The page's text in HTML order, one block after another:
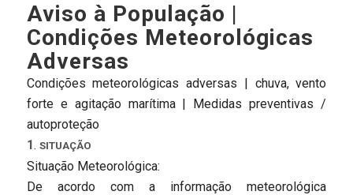
Aviso à População |
Condições Meteorológicas
Adversas
Condições meteorológicas adversas | chuva, vento
forte e agitação marítima | Medidas preventivas /
autoproteção
1. SITUAÇÃO
Situação Meteorológica:
De acordo com a informação meteorológica